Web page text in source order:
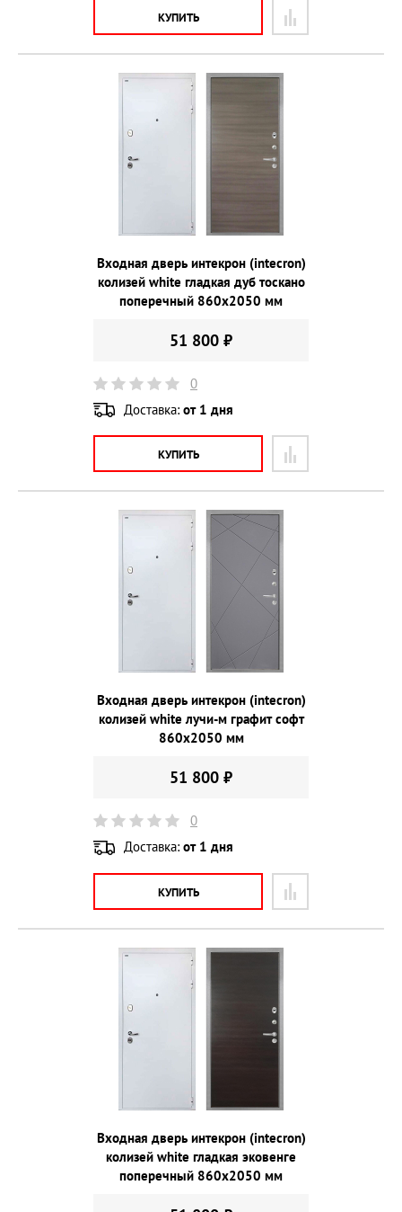
КУПИТЬ
Входная дверь интекрон (intecron)
колизей white гладкая дуб тоскано
поперечный 860х2050 мм
51 800 ₽
0
Доставка: от 1 дня
КУПИТЬ
Входная дверь интекрон (intecron)
колизей white лучи-м графит софт
860х2050 мм
51 800 ₽
0
Доставка: от 1 дня
КУПИТЬ
Входная дверь интекрон (intecron)
колизей white гладкая эковенге
поперечный 860х2050 мм